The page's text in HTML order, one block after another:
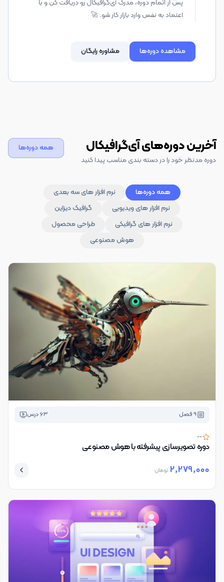
پس از اتمام دوره، مدرک آی‌گرافیکال رو دریافت کن و با
اعتماد به نفس وارد بازار کار شو. 🚀
مشاهده دوره‌ها مشاوره رایگان
آخرین دوره‌های آی‌گرافیکال
دوره مدنظر خود را در دسته بندی مناسب پیدا کنید
همه دوره‌ها
همه دوره‌ها
نرم افزار های سه بعدی
نرم افزار های ویدیویی
گرافیک دیزاین
نرم افزار های گرافیکی
طراحی محصول
هوش مصنوعی
9فصل 63درس
--
دوره تصویرسازی پیشرفته با هوش مصنوعی
2,279,000 تومان